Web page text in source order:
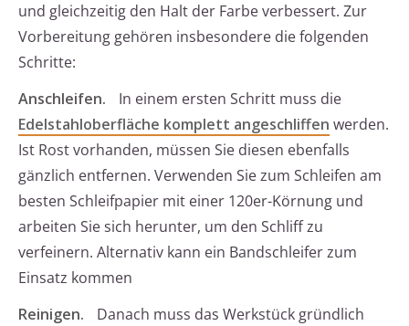
und gleichzeitig den Halt der Farbe verbessert. Zur
Vorbereitung gehören insbesondere die folgenden
Schritte:
Anschleifen.
In einem ersten Schritt muss die
Edelstahloberfläche komplett angeschliffen werden.
Ist Rost vorhanden, müssen Sie diesen ebenfalls
gänzlich entfernen. Verwenden Sie zum Schleifen am
besten Schleifpapier mit einer 120er-Körnung und
arbeiten Sie sich herunter, um den Schliff zu
verfeinern. Alternativ kann ein Bandschleifer zum
Einsatz kommen
Reinigen.
Danach muss das Werkstück gründlich